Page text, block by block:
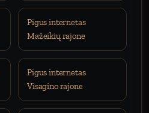
Pigus internetas
Mažeikių rajone
Pigus internetas
Visagino rajone